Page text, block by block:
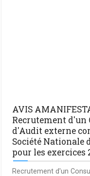
AVIS
Recrutement
d'Audit externe
Société Nationale
pour les exercices
Recrutement d'un